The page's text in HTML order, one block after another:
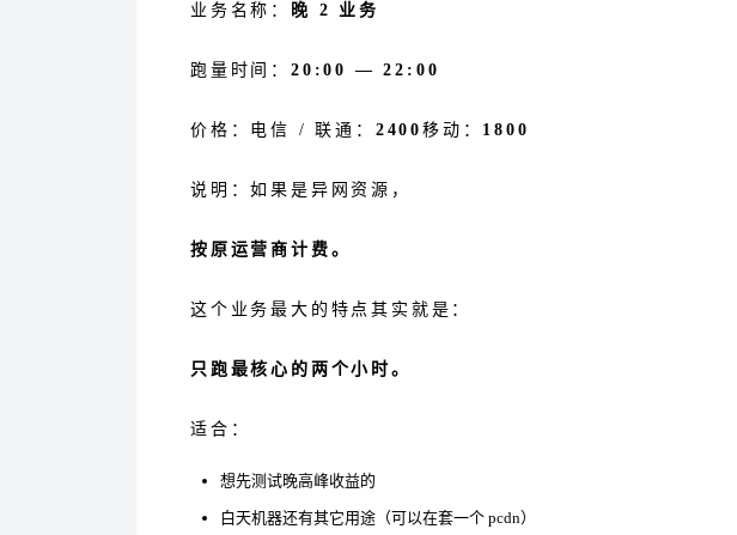
业务名称： 晚 2 业务
跑量时间： 20:00 — 22:00
价格：电信 / 联通： 2400移动： 1800
说明：如果是异网资源，
按原运营商计费。
这个业务最大的特点其实就是：
只跑最核心的两个小时。
适合：
想先测试晚高峰收益的
白天机器还有其它用途（可以在套一个 pcdn）